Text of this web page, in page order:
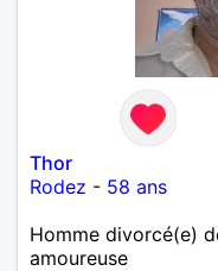
Thor
Rodez - 58 ans
Homme divorcé(e)
amoureuse